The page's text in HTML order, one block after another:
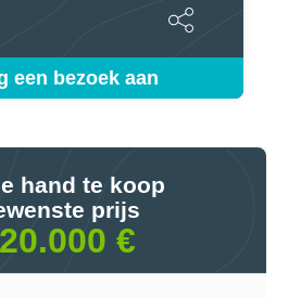
een bezoek aan
hand te koop
prijs
€